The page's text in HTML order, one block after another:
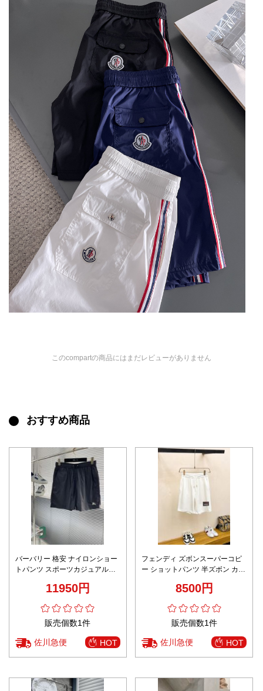
このcompartの商品にはまだレビューがありません
おすすめ商品
バーバリー 格安 ナイロンショー
トパンツ スポーツカジュアルデ
11950円
販売個数1件
佐川急便 HOT
フェンディ ズボンスーパーコピ
ー ショットパンツ 半ズボン カジ
8500円
販売個数1件
佐川急便 HOT